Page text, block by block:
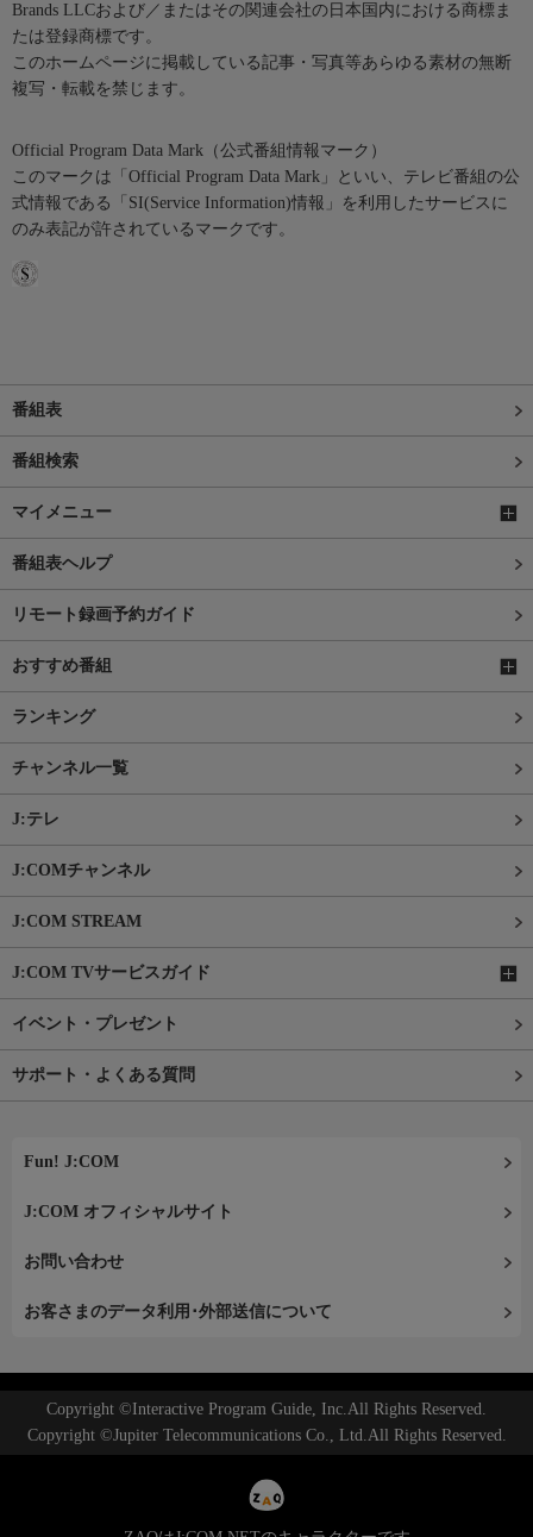
Brands LLCおよび／またはその関連会社の日本国内における商標ま
たは登録商標です。
このホームページに掲載している記事・写真等あらゆる素材の無断
複写・転載を禁じます。
Official Program Data Mark（公式番組情報マーク）
このマークは「Official Program Data Mark」といい、テレビ番組の公
式情報である「SI(Service Information)情報」を利用したサービスに
のみ表記が許されているマークです。
番組表
番組検索
マイメニュー
番組表ヘルプ
リモート録画予約ガイド
おすすめ番組
ランキング
チャンネル一覧
J:テレ
J:COMチャンネル
J:COM STREAM
J:COM TVサービスガイド
イベント・プレゼント
サポート・よくある質問
Fun! J:COM
J:COM オフィシャルサイト
お問い合わせ
お客さまのデータ利用･外部送信について
Copyright ©Interactive Program Guide, Inc.All Rights Reserved.
Copyright ©Jupiter Telecommunications Co., Ltd.All Rights Reserved.